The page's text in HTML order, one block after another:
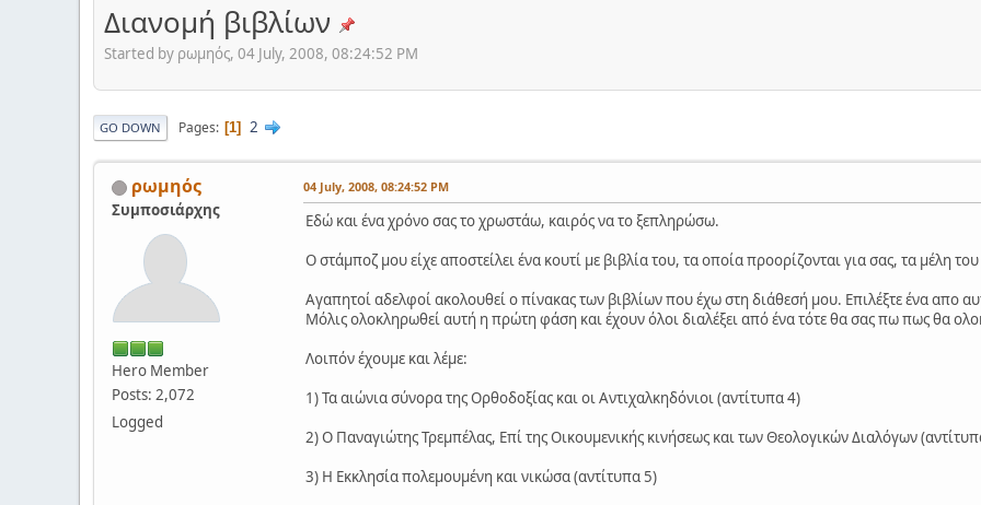
Διανομή βιβλίων
Started by ρωμηός, 04 July, 2008, 08:24:52 PM
GO DOWN Pages 1 2
ρωμηός
Συμποσιάρχης
Hero Member
Posts: 2,072
Logged
04 July, 2008, 08:24:52 PM
Εδώ και ένα χρόνο σας το χρωστάω, καιρός να το ξεπληρώσω.
Ο στάμποζ μου είχε αποστείλει ένα κουτί με βιβλία του, τα οποία προορίζονται για σας, τα μέλη
Αγαπητοί αδελφοί ακολουθεί ο πίνακας των βιβλίων που έχω στη διάθεσή μου. Επιλέξτε ένα απο
Μόλις ολοκληρωθεί αυτή η πρώτη φάση και έχουν όλοι διαλέξει από ένα τότε θα σας πω πως θα
Λοιπόν έχουμε και λέμε:
1) Τα αιώνια σύνορα της Ορθοδοξίας και οι Αντιχαλκηδόνιοι (αντίτυπα 4)
2) Ο Παναγιώτης Τρεμπέλας, Επί της Οικουμενικής κινήσεως και των Θεολογικών Διαλόγων
3) Η Εκκλησία πολεμουμένη και νικώσα (αντίτυπα 5)